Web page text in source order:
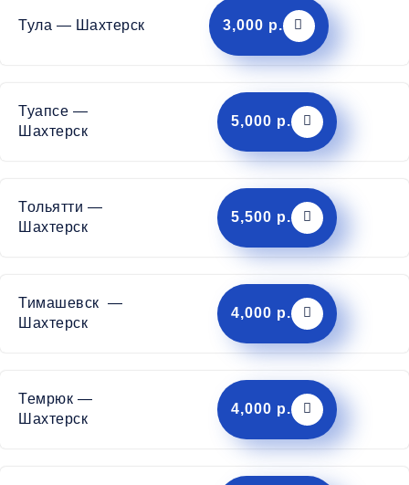
Тула — Шахтерск 3,000 р.
Туапсе —
Шахтерск
5,000 р.
Тольятти —
Шахтерск
5,500 р.
Тимашевск —
Шахтерск
4,000 р.
Темрюк —
Шахтерск
4,000 р.